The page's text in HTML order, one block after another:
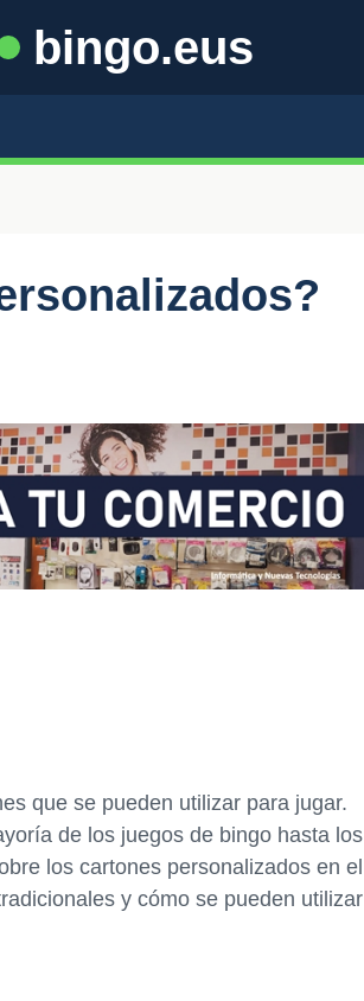
bingo.eus
que se pueden utilizar para jugar.
de los juegos de bingo hasta los
los cartones personalizados en el
y cómo se pueden utilizar